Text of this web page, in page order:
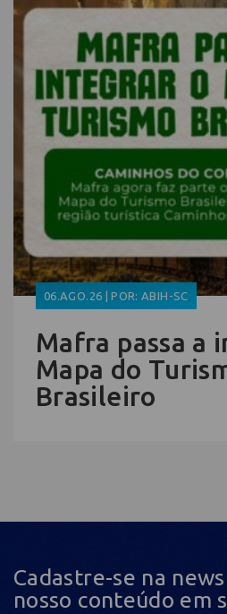
06.AGO.26 | POR: ABIH-SC
Mafra passa a
Mapa do
Brasileiro
Cadastre-se na
nosso conteúdo em